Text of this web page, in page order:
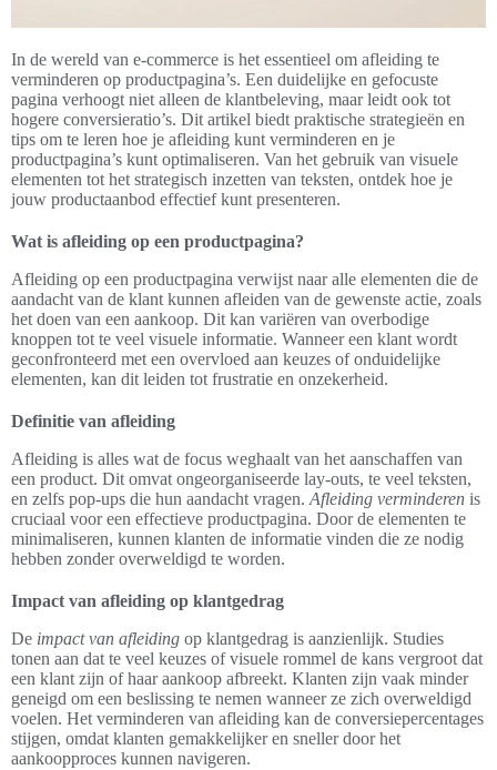
In de wereld van e-commerce is het essentieel om afleiding te
verminderen op productpagina’s. Een duidelijke en gefocuste
pagina verhoogt niet alleen de klantbeleving, maar leidt ook tot
hogere conversieratio’s. Dit artikel biedt praktische strategieën en
tips om te leren hoe je afleiding kunt verminderen en je
productpagina’s kunt optimaliseren. Van het gebruik van visuele
elementen tot het strategisch inzetten van teksten, ontdek hoe je
jouw productaanbod effectief kunt presenteren.
Wat is afleiding op een productpagina?
Afleiding op een productpagina verwijst naar alle elementen die de
aandacht van de klant kunnen afleiden van de gewenste actie, zoals
het doen van een aankoop. Dit kan variëren van overbodige
knoppen tot te veel visuele informatie. Wanneer een klant wordt
geconfronteerd met een overvloed aan keuzes of onduidelijke
elementen, kan dit leiden tot frustratie en onzekerheid.
Definitie van afleiding
Afleiding is alles wat de focus weghaalt van het aanschaffen van
een product. Dit omvat ongeorganiseerde lay-outs, te veel teksten,
en zelfs pop-ups die hun aandacht vragen. Afleiding verminderen is
cruciaal voor een effectieve productpagina. Door de elementen te
minimaliseren, kunnen klanten de informatie vinden die ze nodig
hebben zonder overweldigd te worden.
Impact van afleiding op klantgedrag
De impact van afleiding op klantgedrag is aanzienlijk. Studies
tonen aan dat te veel keuzes of visuele rommel de kans vergroot dat
een klant zijn of haar aankoop afbreekt. Klanten zijn vaak minder
geneigd om een beslissing te nemen wanneer ze zich overweldigd
voelen. Het verminderen van afleiding kan de conversiepercentages
stijgen, omdat klanten gemakkelijker en sneller door het
aankoopproces kunnen navigeren.